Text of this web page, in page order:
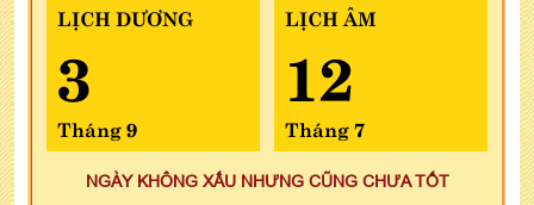
LỊCH DƯƠNG
3
Tháng 9
LỊCH ÂM
12
Tháng 7
NGÀY KHÔNG XẤU NHƯNG CŨNG CHƯA TỐT